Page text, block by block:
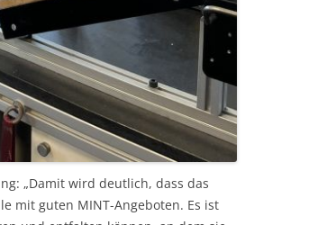
„Damit wird deutlich, dass das
mit guten MINT-Angeboten. Es ist